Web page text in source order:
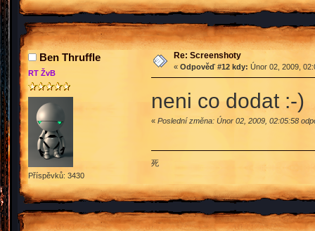
Ben Thruffle
RT ŽvB
Příspěvků: 3430
Re: Screenshoty
« Odpověď #12 kdy: Únor 02, 2009,
neni co dodat :-)
« Poslední změna: Únor 02, 2009, 02:05:58
死